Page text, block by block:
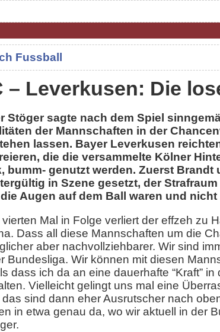
Fussball
– Leverkusen: Die
Stöger sagte nach dem Spiel
der Mannschaften in der
lassen. Bayer Leverkusen
die die versammelte Kölner
bumm- genutzt werden. Zuerst
in Szene gesetzt, der
Augen auf dem Ball waren und nicht
Mal in Folge verliert der effzeh zu
Dass all diese Mannschaften um die
aber nachvollziehbarer. Wir sind
Bundesliga. Wir können mit diesen
dass ich da an eine dauerhafte “Kraft”
Vielleicht gelingt uns mal eine
sind dann eher Ausrutscher nach
in etwa genau da, wo wir aktuell in der